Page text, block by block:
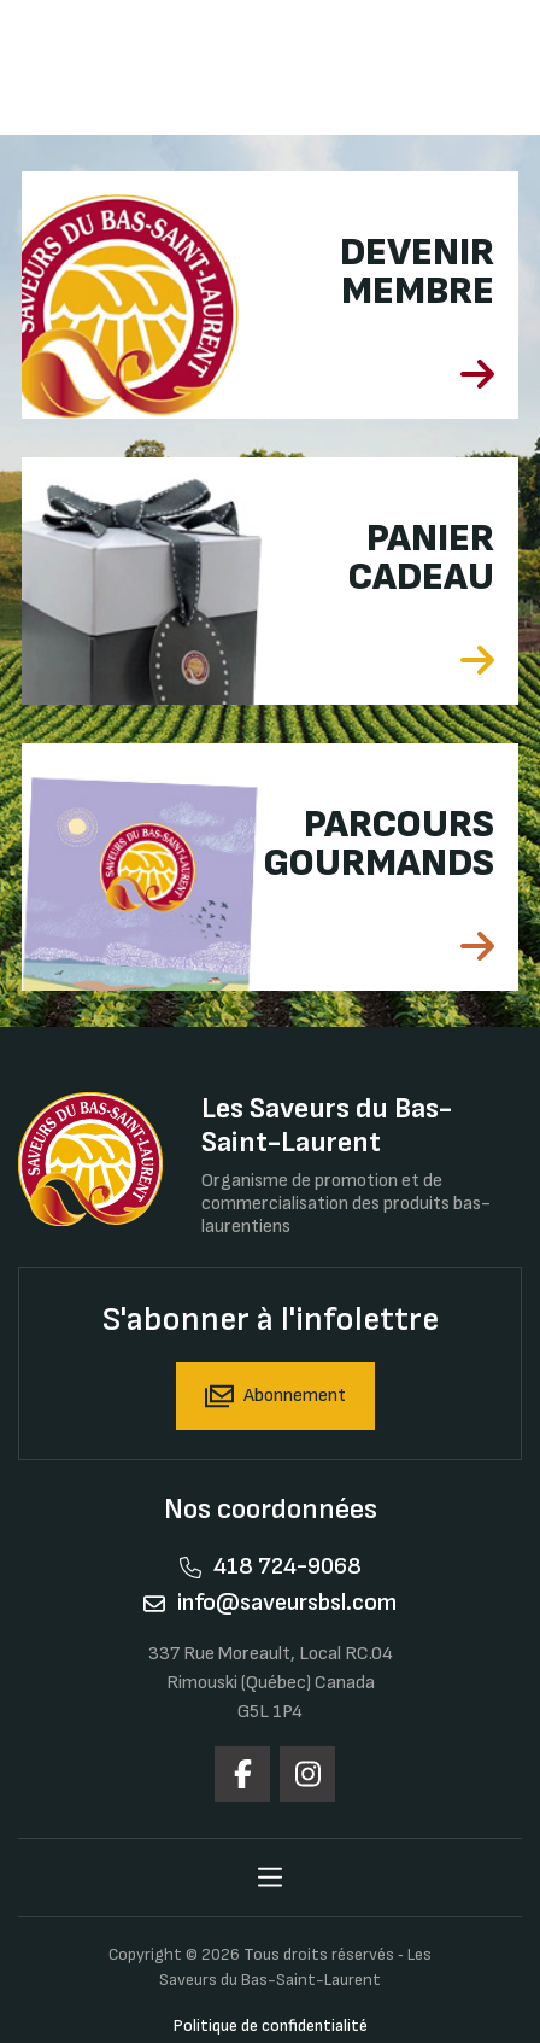
DEVENIR
MEMBRE
PANIER
CADEAU
PARCOURS
GOURMANDS
Les Saveurs du Bas-
Saint-Laurent
Organisme de promotion et de
commercialisation des produits bas-
laurentiens
S'abonner à l'infolettre
Abonnement
Nos coordonnées
418 724-9068
info@saveursbsl.com
337 Rue Moreault, Local RC.04
Rimouski (Québec) Canada
G5L 1P4
Copyright © 2026 Tous droits réservés ‐ Les
Saveurs du Bas-Saint-Laurent
Politique de confidentialité